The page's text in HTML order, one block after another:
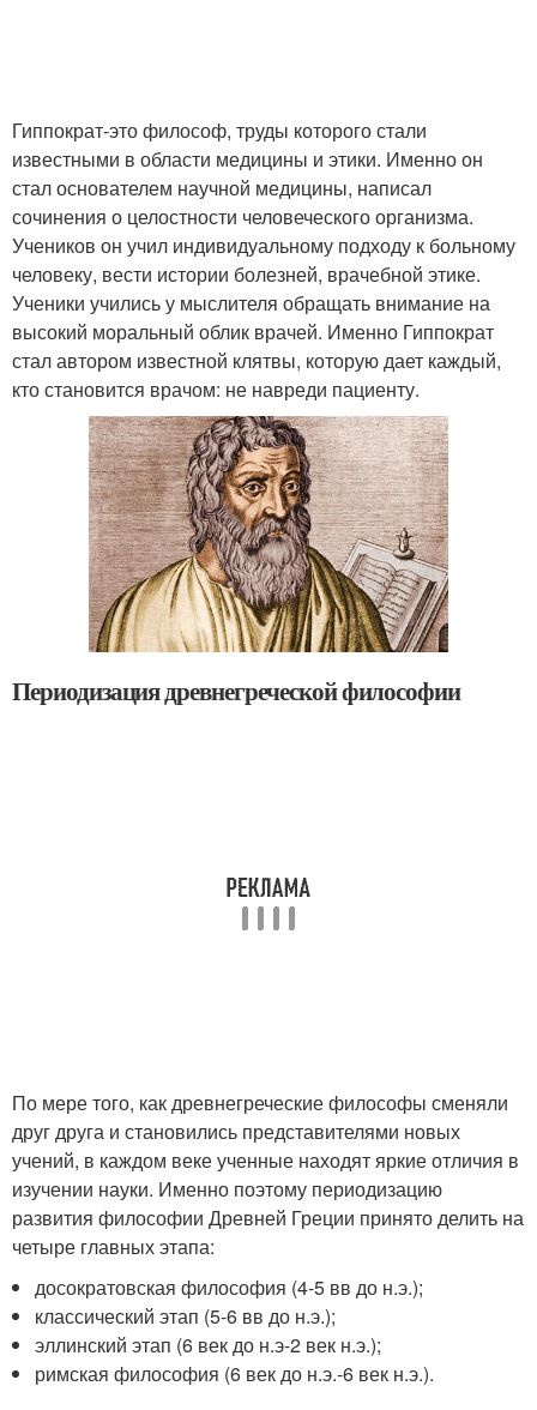
Гиппократ-это философ, труды которого стали
известными в области медицины и этики. Именно он
стал основателем научной медицины, написал
сочинения о целостности человеческого организма.
Учеников он учил индивидуальному подходу к больному
человеку, вести истории болезней, врачебной этике.
Ученики учились у мыслителя обращать внимание на
высокий моральный облик врачей. Именно Гиппократ
стал автором известной клятвы, которую дает каждый,
кто становится врачом: не навреди пациенту.
Периодизация древнегреческой философии
По мере того, как древнегреческие философы сменяли
друг друга и становились представителями новых
учений, в каждом веке ученные находят яркие отличия в
изучении науки. Именно поэтому периодизацию
развития философии Древней Греции принято делить на
четыре главных этапа:
досократовская философия (4-5 вв до н.э.);
классический этап (5-6 вв до н.э.);
эллинский этап (6 век до н.э-2 век н.э.);
римская философия (6 век до н.э.-6 век н.э.).